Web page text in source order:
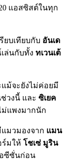
แอสซิสต์ในทุก
ยบเทียบกับ อันเด
ล่นกับทั้ง ทเวนเต้
แม้จะยังไม่ค่อยมี
วงนี้ และ ซิเยค
ม่แพงมากนัก
แมวมองจาก แมน
มให้ โชเซ่ มูริน
อซีซั่นก่อน